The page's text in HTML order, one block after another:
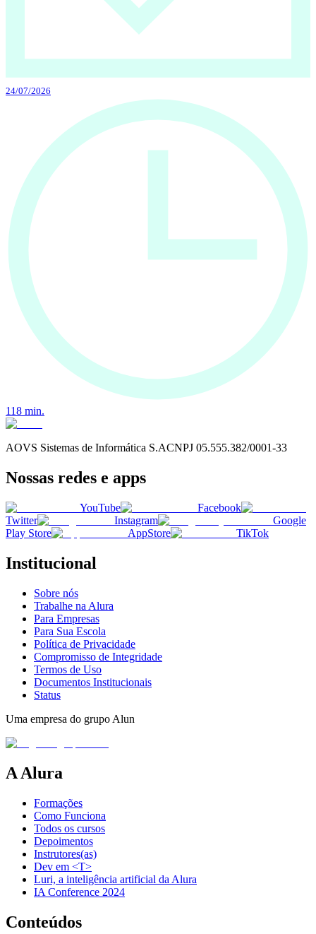
24/07/2026
118 min.
AOVS Sistemas de Informática S.ACNPJ 05.555.382/0001-33
Nossas redes e apps
YouTube
Facebook
Twitter
Instagram
Google
Play Store
AppStore TikTok
Institucional
Sobre nós
Trabalhe na Alura
Para Empresas
Para Sua Escola
Política de Privacidade
Compromisso de Integridade
Termos de Uso
Documentos Institucionais
Status
Uma empresa do grupo Alun
A Alura
Formações
Como Funciona
Todos os cursos
Depoimentos
Instrutores(as)
Dev em <T>
Luri, a inteligência artificial da Alura
IA Conference 2024
Conteúdos